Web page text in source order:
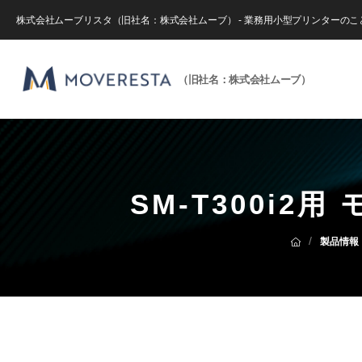
株式会社ムーブリスタ（旧社名：株式会社ムーブ） - 業務用小型プリンターの
（旧社名：株式会社ムーブ）
SM-T300i2用
/ 製品情報